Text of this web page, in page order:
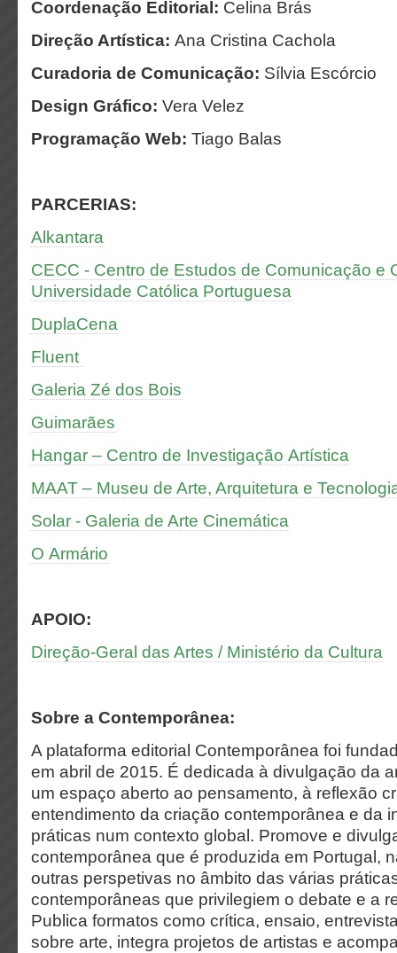
Coordenação Editorial: Celina Brás
Direção Artística: Ana Cristina Cachola
Curadoria de Comunicação: Sílvia Escórcio
Design Gráfico: Vera Velez
Programação Web: Tiago Balas
PARCERIAS:
Alkantara
CECC - Centro de Estudos de Comunicação e
Universidade Católica Portuguesa
DuplaCena
Fluent
Galeria Zé dos Bois
Guimarães
Hangar – Centro de Investigação Artística
MAAT – Museu de Arte, Arquitetura e
Solar - Galeria de Arte Cinemática
O Armário
APOIO:
Direção-Geral das Artes / Ministério da Cultura
Sobre a Contemporânea:
A plataforma editorial Contemporânea foi
em abril de 2015. É dedicada à divulgação da
um espaço aberto ao pensamento, à reflexão
entendimento da criação contemporânea e da
práticas num contexto global. Promove e
contemporânea que é produzida em Portugal,
outras perspetivas no âmbito das várias
contemporâneas que privilegiem o debate e a
Publica formatos como crítica, ensaio,
sobre arte, integra projetos de artistas e